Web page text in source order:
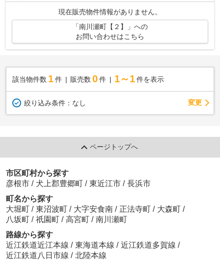
☆お客様の条件を満たした土地が、彦根市で...
現在販売物件情報がありません。
「南川瀬町【２】」への
お問い合わせはこちら
該当物件数 1件 販売数 0 件 1～1 件を表示
絞り込み条件： なし 変更
ページトップへ
市区町村から探す
彦根市 / 犬上郡豊郷町 / 東近江市 / 長浜市
町名から探す
大堀町 / 東沼波町 / 大字安食南 / 正法寺町 / 大森町 /
八坂町 / 祇園町 / 高宮町 / 南川瀬町
路線から探す
近江鉄道近江本線 / 東海道本線 / 近江鉄道多賀線 /
近江鉄道八日市線 / 北陸本線